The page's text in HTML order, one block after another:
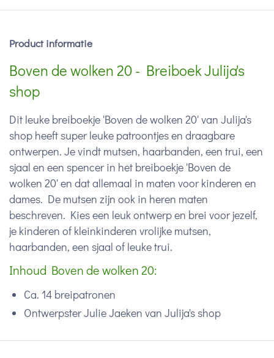
Product informatie
Boven de wolken 20 - Breiboek Julija's
shop
Dit leuke breiboekje 'Boven de wolken 20' van Julija's
shop heeft super leuke patroontjes en draagbare
ontwerpen. Je vindt mutsen, haarbanden, een trui, een
sjaal en een spencer in het breiboekje 'Boven de
wolken 20' en dat allemaal in maten voor kinderen en
dames. De mutsen zijn ook in heren maten
beschreven. Kies een leuk ontwerp en brei voor jezelf,
je kinderen of kleinkinderen vrolijke mutsen,
haarbanden, een sjaal of leuke trui.
Inhoud Boven de wolken 20:
Ca. 14 breipatronen
Ontwerpster Julie Jaeken van Julija's shop